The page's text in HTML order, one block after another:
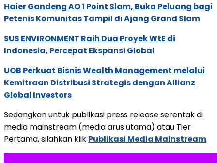
Haier Gandeng AO 1 Point Slam, Buka Peluang bagi
Petenis Komunitas Tampil di Ajang Grand Slam
SUS ENVIRONMENT Raih Dua Proyek WtE di
Indonesia, Percepat Ekspansi Global
UOB Perkuat Bisnis Wealth Management melalui
Kemitraan Distribusi Strategis dengan Allianz
Global Investors
Sedangkan untuk publikasi press release serentak di
media mainstream (media arus utama) atau Tier
Pertama, silahkan klik Publikasi Media Mainstream.